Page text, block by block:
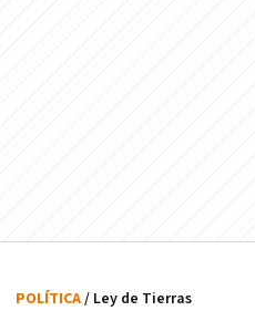
POLÍTICA/ Ley de Tierras